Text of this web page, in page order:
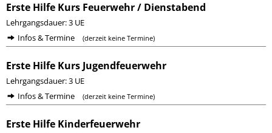
Erste Hilfe Kurs Feuerwehr / Dienstabend
Lehrgangsdauer: 3 UE
Infos & Termine
(derzeit keine Termine)
Erste Hilfe Kurs Jugendfeuerwehr
Lehrgangsdauer: 3 UE
Infos & Termine
(derzeit keine Termine)
Erste Hilfe Kinderfeuerwehr